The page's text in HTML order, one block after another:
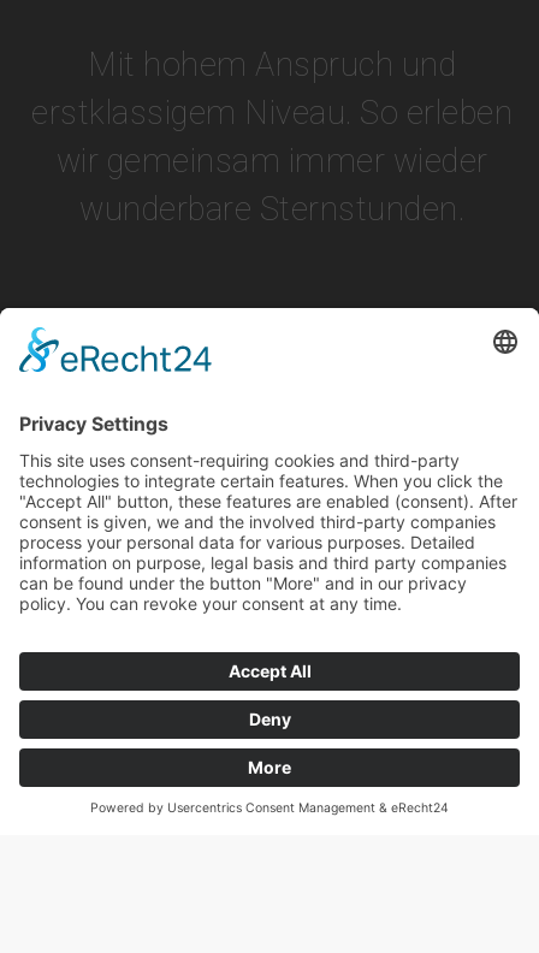
Mit hohem Anspruch und
erstklassigem Niveau. So erleben
wir gemeinsam immer wieder
wunderbare Sternstunden.